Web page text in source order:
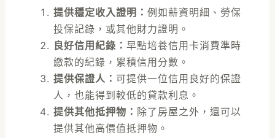
提供穩定收入證明： 例如薪資明細、勞保
投保記錄，或其他財力證明。
良好信用紀錄： 早點培養信用卡消費準時
繳款的紀錄，累積信用分數。
提供保證人： 可提供一位信用良好的保證
人，也能得到較低的貸款利息。
提供其他抵押物： 除了房屋之外，還可以
提供其他高價值抵押物。